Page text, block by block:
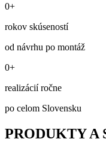
0+
rokov skúseností
od návrhu po montáž
0+
realizácií ročne
po celom Slovensku
PRODUKTY A